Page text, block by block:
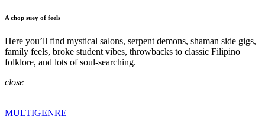
A chop suey of feels
Here you’ll find mystical salons, serpent demons, shaman side gigs,
family feels, broke student vibes, throwbacks to classic Filipino
folklore, and lots of soul-searching.
close
MULTIGENRE